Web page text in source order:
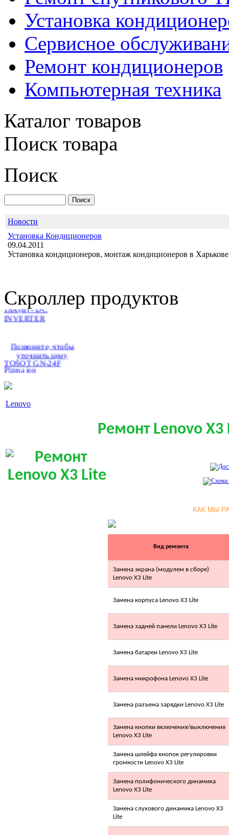
Установка
Сервисное
Ремонт кондиционеров
Компьютерная техника
Каталог товаров
Поиск товара
Поиск
Новости
Установка Кондиционеров
09.04.2011
Установка кондиционеров, монтаж кондиционеров в
Скроллер продуктов
2 515.00 грн.
TOSOT GU-18A(B) -
DC INVERTER
Позвоните, чтобы
Plzma ion
Lenovo
Ремонт Lenovo X3
КАК МЫ
Вид ремонта
Замена экрана (модулем в сборе)
Lenovo X3 Lite
Замена корпуса Lenovo X3 Lite
Замена задней панели Lenovo X3 Lite
Замена батареи Lenovo X3 Lite
Замена микрофона Lenovo X3 Lite
Замена разъема зарядки Lenovo X3 Lite
Замена кнопки включения/выключения
Lenovo X3 Lite
Замена шлейфа кнопок регулировки
громкости Lenovo X3 Lite
Замена полифонического динамика
Lenovo X3 Lite
Замена слухового динамика Lenovo X3
Lite